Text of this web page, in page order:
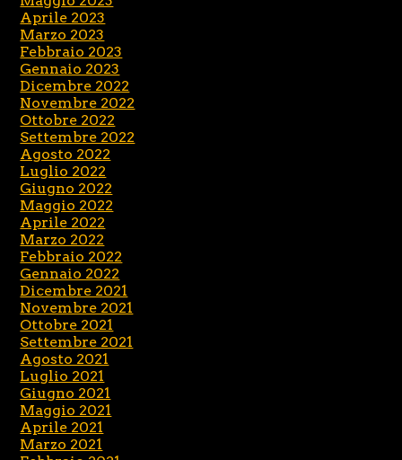
Aprile 2023
Marzo 2023
Febbraio 2023
Gennaio 2023
Dicembre 2022
Novembre 2022
Ottobre 2022
Settembre 2022
Agosto 2022
Luglio 2022
Giugno 2022
Maggio 2022
Aprile 2022
Marzo 2022
Febbraio 2022
Gennaio 2022
Dicembre 2021
Novembre 2021
Ottobre 2021
Settembre 2021
Agosto 2021
Luglio 2021
Giugno 2021
Maggio 2021
Aprile 2021
Marzo 2021